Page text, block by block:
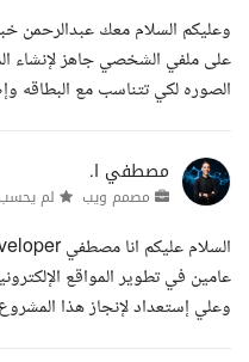
وعليكم السلام معك عبدالرحمن
على ملفي الشخصي جاهز لإنشاء
الصوره لكي تتناسب مع البطاقه
مصطفي ا.
مصمم ويب لم
وعلي إستعداد لإنجاز هذا